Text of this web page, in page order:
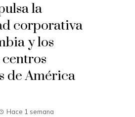
la
corporativa
y los
de América
Hace 1 semana